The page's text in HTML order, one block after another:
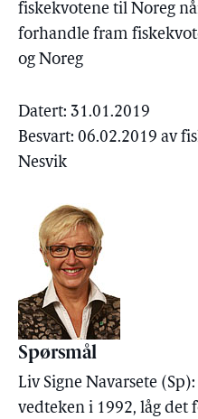
fiskekvotene til Noreg
forhandle fram
og Noreg
Datert: 31.01.2019
Besvart: 06.02.2019 av
Nesvik
Spørsmål
Liv Signe Navarsete
vedteken i 1992, låg det